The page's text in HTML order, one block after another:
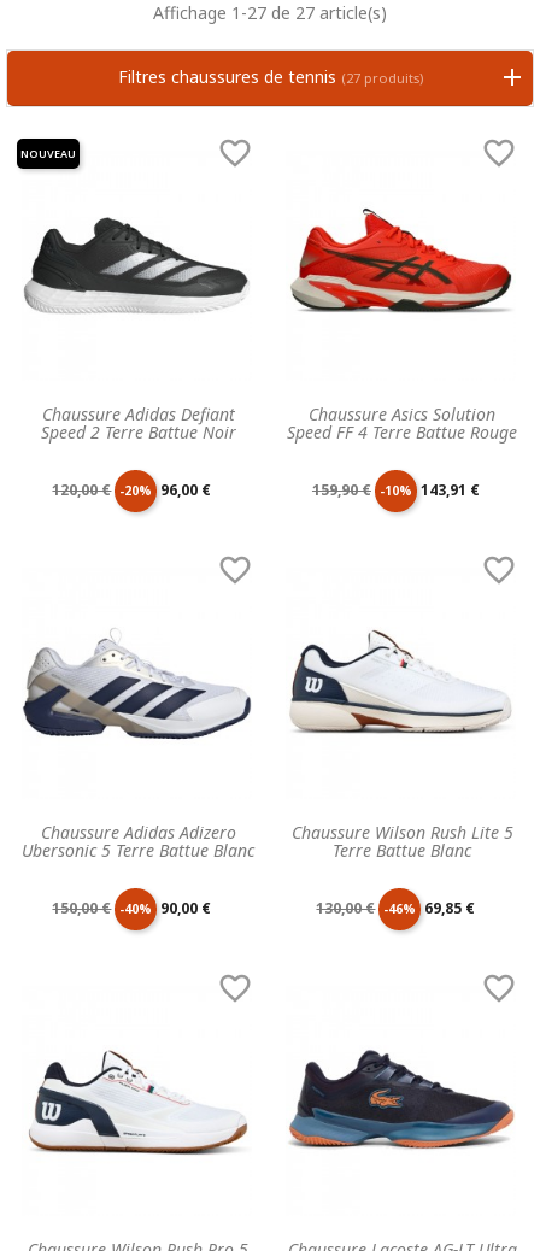
Affichage 1-27 de 27 article(s)
Filtres chaussures de tennis (27 produits)
Chaussure Adidas Defiant
Speed 2 Terre Battue Noir

Prix
120,00 € -20% Prix
96,00 €
NOUVEAU
Chaussure Asics Solution
Speed FF 4 Terre Battue Rouge

Prix
159,90 € -10% Prix
143,91 €
Chaussure Adidas Adizero
Ubersonic 5 Terre Battue Blanc

Prix
150,00 € -40% Prix
90,00 €
Chaussure Wilson Rush Lite 5
Terre Battue Blanc

Prix
130,00 € -46% Prix
69,85 €
 